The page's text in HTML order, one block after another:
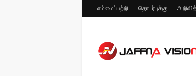
எம்மைப்பற்றி தொடர்புக்கு